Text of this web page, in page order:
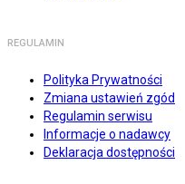
REGULAMIN
Polityka Prywatności
Zmiana ustawień zgód
Regulamin serwisu
Informacje o nadawcy
Deklaracja dostępności